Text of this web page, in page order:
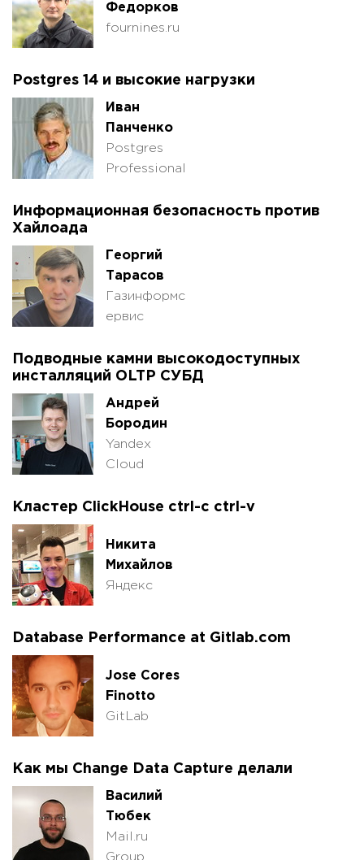
Федорков
fournines.ru
Postgres 14 и высокие нагрузки
Иван
Панченко
Postgres
Professional
Информационная безопасность против
Хайлоада
Георгий
Тарасов
Газинформс
ервис
Подводные камни высокодоступных
инсталляций OLTP СУБД
Андрей
Бородин
Yandex
Cloud
Кластер ClickHouse ctrl-с ctrl-v
Никита
Михайлов
Яндекс
Database Performance at Gitlab.com
Jose Cores
Finotto
GitLab
Как мы Change Data Capture делали
Василий
Тюбек
Mail.ru
Group